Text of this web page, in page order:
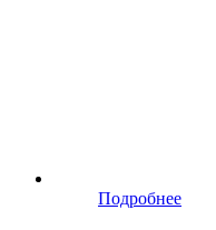
Подробнее